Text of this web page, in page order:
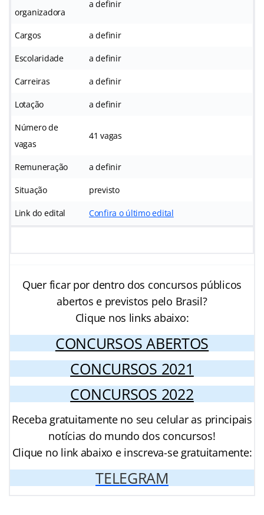
organizadora
a definir
Cargos a definir
Escolaridade a definir
Carreiras a definir
Lotação a definir
Número de
vagas
41 vagas
Remuneração a definir
Situação previsto
Link do edital Confira o último edital
Quer ficar por dentro dos concursos públicos
abertos e previstos pelo Brasil?
Clique nos links abaixo:
CONCURSOS ABERTOS
CONCURSOS 2021
CONCURSOS 2022
Receba gratuitamente no seu celular as principais
notícias do mundo dos concursos!
Clique no link abaixo e inscreva-se gratuitamente:
TELEGRAM